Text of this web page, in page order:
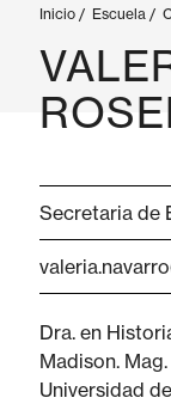
Inicio / Escuela /
Secretaria de
Dra. en
Madison.
Universidad